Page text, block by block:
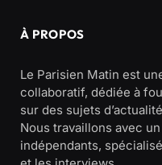
À PROPOS
Le Parisien Matin est
collaboratif, dédiée à
sur des sujets
Nous travaillons avec
indépendants,